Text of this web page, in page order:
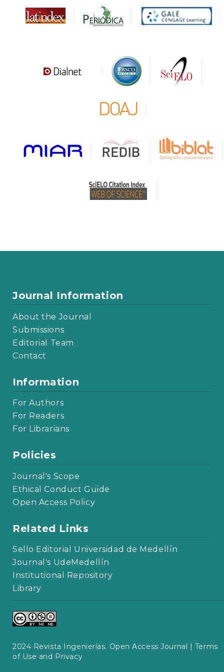
Journal Information
About the Journal
Submissions
Editorial Team
Contact
Information
For Authors
For Readers
For Librarians
Policies
Journal's Scope
Ethical Conduct Guide
Open Access Policy
Related Links
Sello Editorial Universidad de Medellín
Journal's UdeMedellín
Institutional Repository
Library
2024 Revista Ingenierías. Open Access Journal | Terms
of Use and Privacy